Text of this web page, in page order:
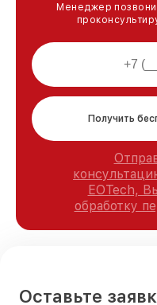
Менеджер
Получить
EOTech,
обработку
Оставьте